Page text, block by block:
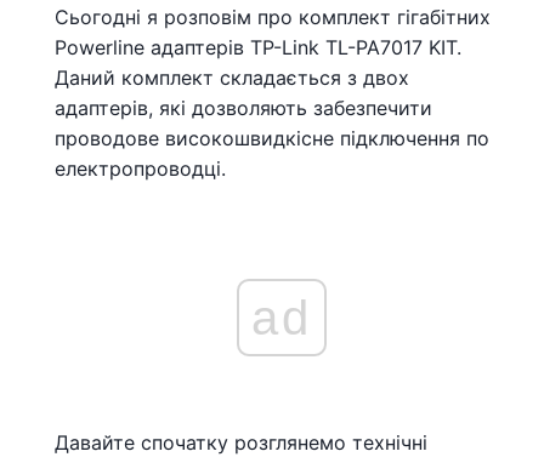
Сьогодні я розповім про комплект гігабітних
Powerline адаптерів TP-Link TL-PA7017 KIT.
Даний комплект складається з двох
адаптерів, які дозволяють забезпечити
проводове високошвидкісне підключення по
електропроводці.
ad
Давайте спочатку розглянемо технічні